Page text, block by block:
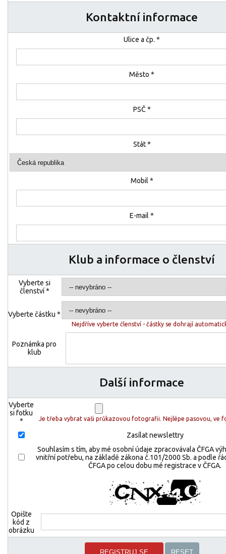
Kontaktní informace
Ulice a čp. *
Město *
PSČ *
Stát *
Mobil *
E-mail *
Klub a informace o členství
Vyberte si
členství *
Vyberte částku *
Nejdříve vyberte členství - částky se dohrají
Poznámka pro
klub
Další informace
Vyberte
si fotku
*
Je třeba vybrat vaši průkazovou fotografii. Nejlépe pasovou, ve
Zasílat newslettry
Souhlasím s tím, aby mé osobní údaje zpracovávala ČFGA
vnitřní potřebu, na základě zákona č.101/2000 Sb. a podle
ČFGA po celou dobu mé registrace v ČFGA.
Opište
kód z
obrázku